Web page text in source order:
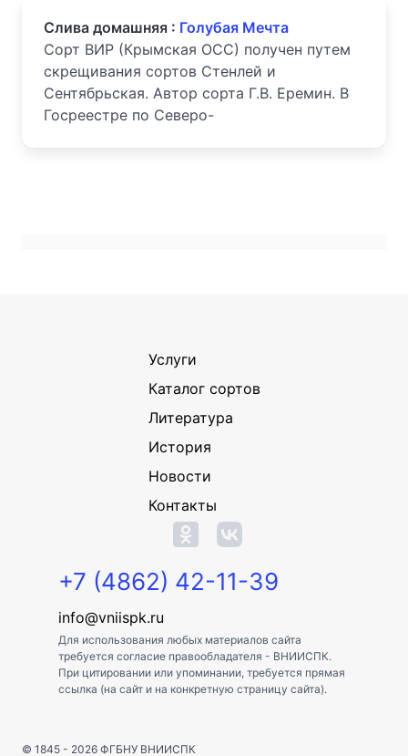
Слива домашняя : Голубая Мечта
Сорт ВИР (Крымская ОСС) получен путем
скрещивания сортов Стенлей и
Сентябрьская. Автор сорта Г.В. Еремин. В
Госреестре по Северо-
Услуги
Каталог сортов
Литература
История
Новости
Контакты
+7 (4862) 42-11-39
info@vniispk.ru
Для использования любых материалов сайта
требуется согласие правообладателя - ВНИИСПК.
При цитировании или упоминании, требуется прямая
ссылка (на сайт и на конкретную страницу сайта).
© 1845 - 2026 ФГБНУ ВНИИСПК